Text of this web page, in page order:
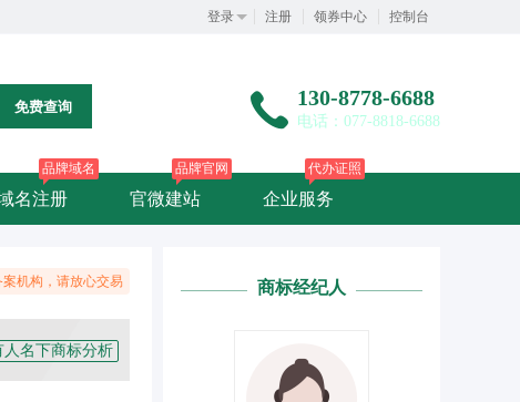
登录 注册 领券中心 控制台
免费查询 130-8778-6688
电话：077-8818-6688
名注册
品牌域名
官微建站
品牌官网
企业服务
代办证照
案机构，请放心交易
人名下商标分析
商标经纪人